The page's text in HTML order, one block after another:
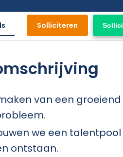
Solliciteren
van een
we een
ontstaan.